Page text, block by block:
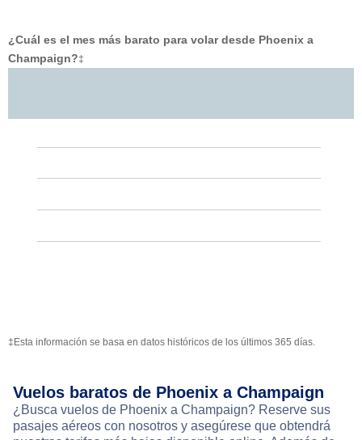
¿Cuál es el mes más barato para volar desde Phoenix a
Champaign?‡
‡Esta información se basa en datos históricos de los últimos 365 días.
Vuelos baratos de Phoenix a Champaign
¿Busca vuelos de Phoenix a Champaign? Reserve sus
pasajes aéreos con nosotros y asegúrese que obtendrá